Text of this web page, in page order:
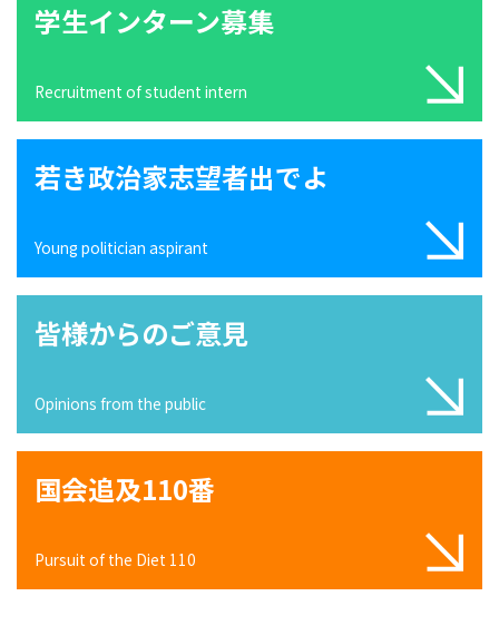
学生インターン募集
Recruitment of student intern
若き政治家志望者出でよ
Young politician aspirant
皆様からのご意見
Opinions from the public
国会追及110番
Pursuit of the Diet 110